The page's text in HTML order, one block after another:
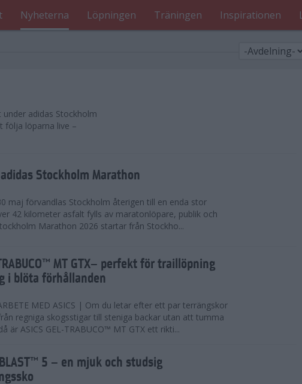
Nyheterna Löpningen Träningen Inspirationen
adidas Stockholm
följa löparna live –
Stockholm Marathon
maj förvandlas Stockholm återigen till en enda stor
42 kilometer asfalt fylls av maratonlöpare, publik och
Marathon 2026 startar från Stockho...
MT GTX– perfekt för traillöpning
i blöta förhållanden
MED ASICS | Om du letar efter ett par terrängskor
regniga skogsstigar till steniga backar utan att tumma
är ASICS GEL-TRABUCO™ MT GTX ett rikti...
5 – en mjuk och studsig